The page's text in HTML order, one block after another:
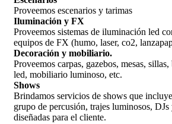
Proveemos escenarios y tarimas
Iluminación y FX
Proveemos sistemas de iluminación led
equipos de FX (humo, laser, co2,
Decoración y mobiliario.
Proveemos carpas, gazebos, mesas,
led, mobiliario luminoso, etc.
Shows
Brindamos servicios de shows que
grupo de percusión, trajes luminosos,
diseñadas para el cliente.